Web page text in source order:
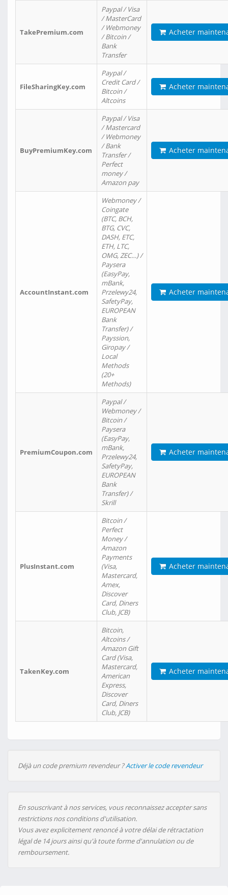
TakePremium.com
Paypal / Visa
/ MasterCard
/ Webmoney
/ Bitcoin /
Bank
Transfer
Acheter
FileSharingKey.com
Paypal /
Credit Card /
Bitcoin /
Altcoins
Acheter
BuyPremiumKey.com
Paypal / Visa
/ Mastercard
/ Webmoney
/ Bank
Transfer /
Perfect
money /
Amazon pay
Acheter
AccountInstant.com
Webmoney /
Coingate
(BTC, BCH,
BTG, CVC,
DASH, ETC,
ETH, LTC,
OMG, ZEC…) /
Paysera
(EasyPay,
mBank,
Przelewy24,
SafetyPay,
EUROPEAN
Bank
Transfer) /
Payssion,
Giropay /
Local
Methods
(20+
Methods)
Acheter
PremiumCoupon.com
Paypal /
Webmoney /
Bitcoin /
Paysera
(EasyPay,
mBank,
Przelewy24,
SafetyPay,
EUROPEAN
Bank
Transfer) /
Skrill
Acheter
PlusInstant.com
Bitcoin /
Perfect
Money /
Amazon
Payments
(Visa,
Mastercard,
Amex,
Discover
Card, Diners
Club, JCB)
Acheter
TakenKey.com
Bitcoin,
Altcoins /
Amazon Gift
Card (Visa,
Mastercard,
American
Express,
Discover
Card, Diners
Club, JCB)
Acheter
Déjà un code premium revendeur ?Activer le code revendeur
En souscrivant à nos services, vous reconnaissez accepter sans
restrictions nos conditions d'utilisation.
Vous avez explicitement renoncé à votre délai de rétractation
légal de 14 jours ainsi qu'à toute forme d'annulation ou de
remboursement.